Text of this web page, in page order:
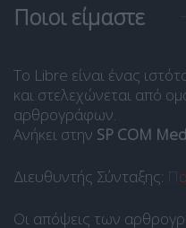
Ποιοι είμαστε
Το Libre είναι ένας
και στελεχώνεται από
αρθρογράφων.
Ανήκει στην SP COM
Διευθυντής Σύνταξης:
Οι απόψεις των